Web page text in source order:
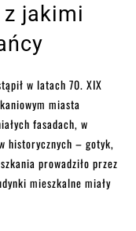
jakimi
w latach 70. XIX
miasta
fasadach, w
historycznych – gotyk,
prowadziło przez
mieszkalne miały